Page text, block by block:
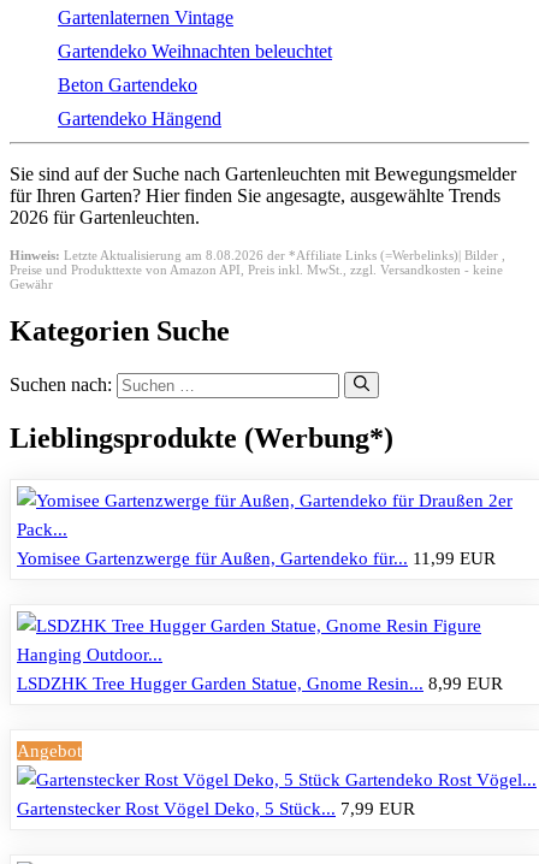
Gartenlaternen Vintage
Gartendeko Weihnachten beleuchtet
Beton Gartendeko
Gartendeko Hängend
Sie sind auf der Suche nach Gartenleuchten mit Bewegungsmelder
für Ihren Garten? Hier finden Sie angesagte, ausgewählte Trends
2026 für Gartenleuchten.
Hinweis: Letzte Aktualisierung am 8.08.2026 der *Affiliate Links (=Werbelinks)| Bilder ,
Preise und Produkttexte von Amazon API, Preis inkl. MwSt., zzgl. Versandkosten - keine
Gewähr
Kategorien Suche
Suchen nach:
Lieblingsprodukte (Werbung*)
Yomisee Gartenzwerge für Außen, Gartendeko für... 11,99 EUR
LSDZHK Tree Hugger Garden Statue, Gnome Resin... 8,99 EUR
Angebot
Gartenstecker Rost Vögel Deko, 5 Stück... 7,99 EUR